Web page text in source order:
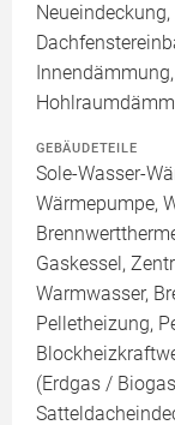
GEBÄUDETEILE
Sole-Wasser-
Wärmepumpe,
Gaskessel,
Warmwasser,
Pelletheizung,
(Erdgas /